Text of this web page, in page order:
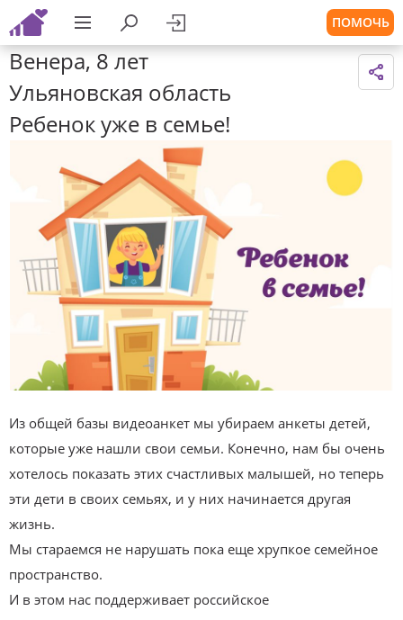
ПОМОЧЬ
Венера, 8 лет
Ульяновская область
Ребенок уже в семье!
Из общей базы видеоанкет мы убираем анкеты детей,
которые уже нашли свои семьи. Конечно, нам бы очень
хотелось показать этих счастливых малышей, но теперь
эти дети в своих семьях, и у них начинается другая
жизнь.
Мы стараемся не нарушать пока еще хрупкое семейное
пространство.
И в этом нас поддерживает российское